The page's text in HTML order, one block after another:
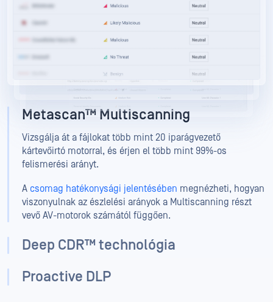
Metascan™ Multiscanning
Vizsgálja át a fájlokat több mint 20 iparágvezető
kártevőirtó motorral, és érjen el több mint 99%-os
felismerési arányt.
A csomag hatékonysági jelentésében megnézheti, hogyan
viszonyulnak az észlelési arányok a Multiscanning részt
vevő AV-motorok számától függően.
Deep CDR™ technológia
Proactive DLP